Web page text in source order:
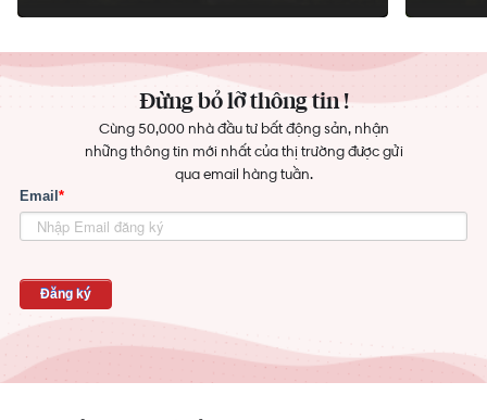
Đừng bỏ lỡ thông tin !
Cùng 50,000 nhà đầu tư bất động sản, nhận
những thông tin mới nhất của thị trường được gửi
qua email hàng tuần.